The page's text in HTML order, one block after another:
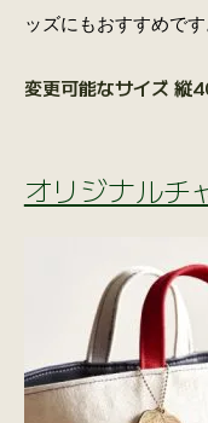
ッズにもおすすめです
変更可能なサイズ
オリジナルチ